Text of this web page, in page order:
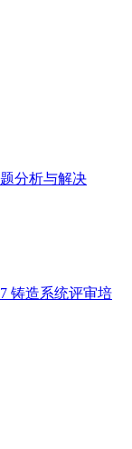
分析与解决
铸造系统评审培